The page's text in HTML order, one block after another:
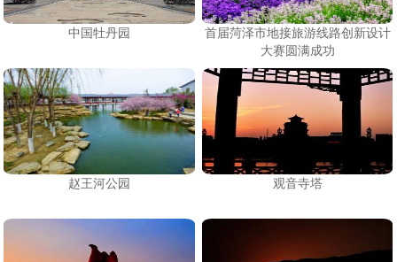
中国牡丹园
首届菏泽市地接旅游线路创新设计
大赛圆满成功
赵王河公园 观音寺塔